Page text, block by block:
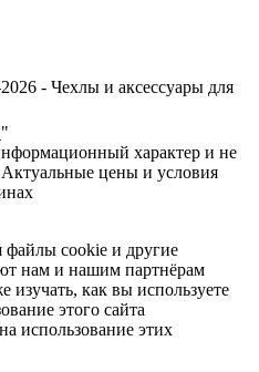
- Чехлы и аксессуары для
"
характер и не
цены и условия
файлы cookie и другие
нам и нашим партнёрам
изучать, как вы используете
этого сайта
использование этих